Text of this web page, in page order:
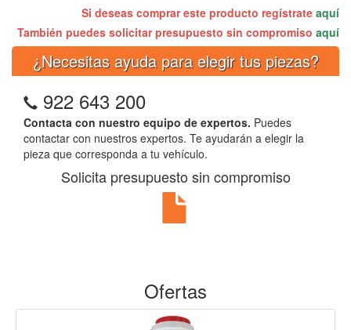
Si deseas comprar este producto regístrate aquí
También puedes solicitar presupuesto sin compromiso aquí
¿Necesitas ayuda para elegir tus piezas?
922 643 200
Contacta con nuestro equipo de expertos. Puedes
contactar con nuestros expertos. Te ayudarán a elegir la
pieza que corresponda a tu vehículo.
Solicita presupuesto sin compromiso
Ofertas